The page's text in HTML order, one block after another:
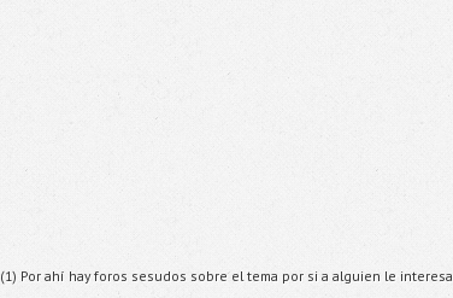
(1) Por ahí hay foros sesudos sobre el tema por si a alguien le interesa.